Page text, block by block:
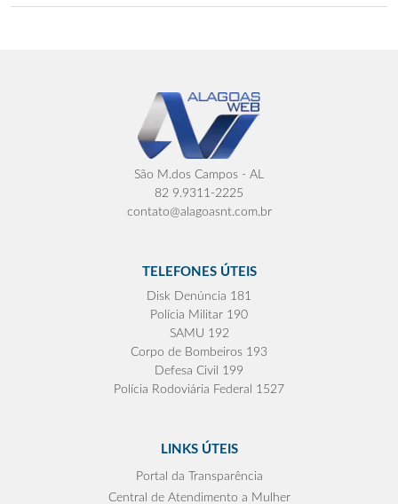
São M.dos Campos - AL
82 9.9311-2225
contato@alagoasnt.com.br
TELEFONES ÚTEIS
Disk Denúncia 181
Polícia Militar 190
SAMU 192
Corpo de Bombeiros 193
Defesa Civil 199
Polícia Rodoviária Federal 1527
LINKS ÚTEIS
Portal da Transparência
Central de Atendimento a Mulher